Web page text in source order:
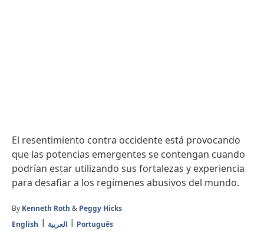
El resentimiento contra occidente está provocando
que las potencias emergentes se contengan cuando
podrían estar utilizando sus fortalezas y experiencia
para desafiar a los regímenes abusivos del mundo.
By Kenneth Roth & Peggy Hicks
English
العربية Português